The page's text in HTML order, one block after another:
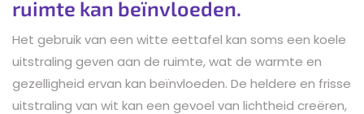
ruimte kan beïnvloeden.
Het gebruik van een witte eettafel kan soms een koele
uitstraling geven aan de ruimte, wat de warmte en
gezelligheid ervan kan beïnvloeden. De heldere en frisse
uitstraling van wit kan een gevoel van lichtheid creëren,